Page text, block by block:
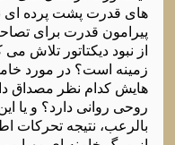
های قدرت پشت پرده ای
پیرامون قدرت برای
از نبود دیکتاتور تلاش
زمینه است؟ در مورد
هایش کدام نظر مصداق
روحی روانی دارد؟ و یا
بالرعب، نتیجه تحرکات